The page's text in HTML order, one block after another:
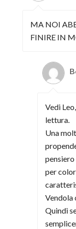
MA NOI
FINIRE IN
Vedi
lettura.
Una
pensiero
per
Vendola
Quindi